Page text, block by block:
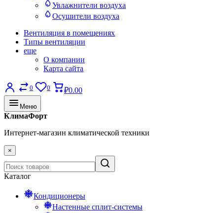
Увлажнители воздуха
Осушители воздуха
Вентиляция в помещениях
Типы вентиляции
еще
О компании
Карта сайта
0 0 ₽0.00
Меню
КлимаФорт
Интернет-магазин климатической техники
×
Каталог
Кондиционеры
Настенные сплит-системы